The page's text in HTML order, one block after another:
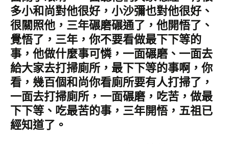
多小和尚對他很好，小沙彌也對他很好、
很關照他，三年碾磨碾通了，他開悟了、
覺悟了，三年，你不要看做最下下等的
事，他做什麼事可憐，一面碾磨、一面去
給大家去打掃廁所，最下下等的事啊，你
看，幾百個和尚你看廁所要有人打掃了，
一面去打掃廁所，一面碾磨，吃苦，做最
下下等、吃最苦的事，三年開悟，五祖已
經知道了。